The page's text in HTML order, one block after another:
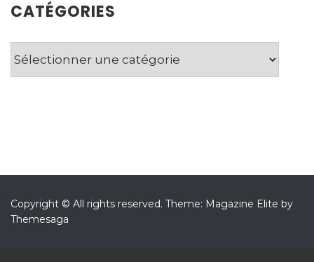
CATÉGORIES
Catégories
Copyright © All rights reserved. Theme: Magazine Elite by
Themesaga